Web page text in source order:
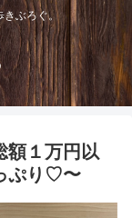
きぶろぐ。
額１万円以
ぷり♡〜